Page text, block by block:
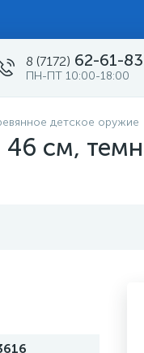
8 (7172) 62-61-83
ПН-ПТ 10:00-18:00
детское оружие
46 см,